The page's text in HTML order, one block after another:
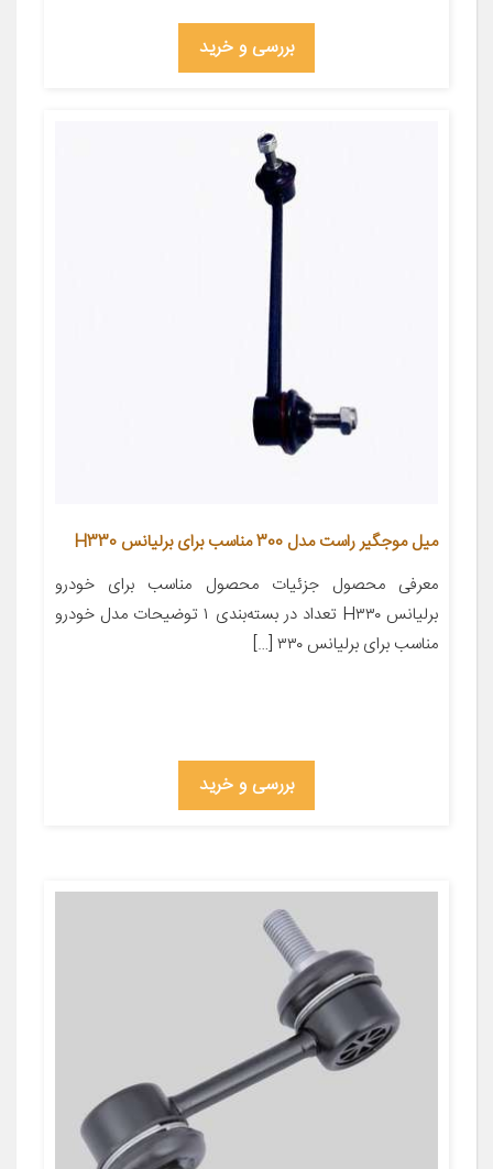
بررسی و خرید
میل موجگیر راست مدل 300 مناسب برای برلیانس H330
معرفی محصول جزئیات محصول مناسب برای خودرو
برلیانس H۳۳۰ تعداد در بسته‌بندی ۱ توضیحات مدل خودرو
مناسب برای برلیانس ۳۳۰ […]
بررسی و خرید